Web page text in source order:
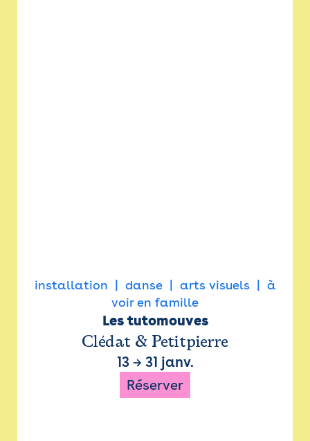
installation danse arts visuels
à
voir en famille
Les tutomouves
Clédat & Petitpierre
13→ 31 janv.
Réserver